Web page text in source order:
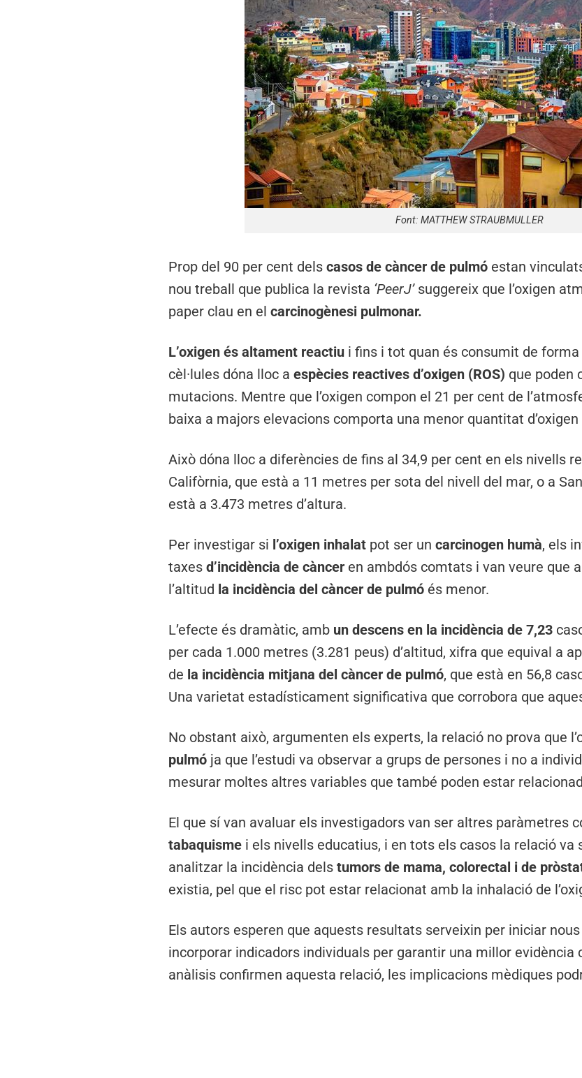
Font: MATTHEW STRAUBMULLER
Prop del 90 per cent delscasos de càncer de pulmó estan
nou treball que publica la revista ‘PeerJ’suggereix que l’oxigen
paper clau en elcarcinogènesi pulmonar.
L’oxigen és altament reactiu i fins i tot quan és consumit de
cèl·lules dóna lloc aespècies reactives d’oxigen (ROS) que poden
mutacions. Mentre que l’oxigen compon el 21 per cent de
baixa a majors elevacions comporta una menor quantitat
Això dóna lloc a diferències de fins al 34,9 per cent en els nivells
Califòrnia, que està a 11 metres per sota del nivell del mar, o a
està a 3.473 metres d’altura.
Per investigar si l’oxigen inhalat pot ser uncarcinogen humà, els
taxesd’incidència de càncer en ambdós comtats i van veure que
l’altitud la incidència del càncer de pulmó és menor.
L’efecte és dramàtic, amb un descens en la incidència de 7,23
per cada 1.000 metres (3.281 peus) d’altitud, xifra que equival a
de la incidència mitjana del càncer de pulmó, que està en 56,8
Una varietat estadísticament significativa que corrobora que
No obstant això, argumenten els experts, la relació no prova que
pulmó ja que l’estudi va observar a grups de persones i no a
mesurar moltes altres variables que també poden estar
El que sí van avaluar els investigadors van ser altres paràmetres
tabaquisme i els nivells educatius, i en tots els casos la relació va
analitzar la incidència delstumors de mama, colorectal i de
existia, pel que el risc pot estar relacionat amb la inhalació de
Els autors esperen que aquests resultats serveixin per iniciar
incorporar indicadors individuals per garantir una millor evidència
anàlisis confirmen aquesta relació, les implicacions mèdiques